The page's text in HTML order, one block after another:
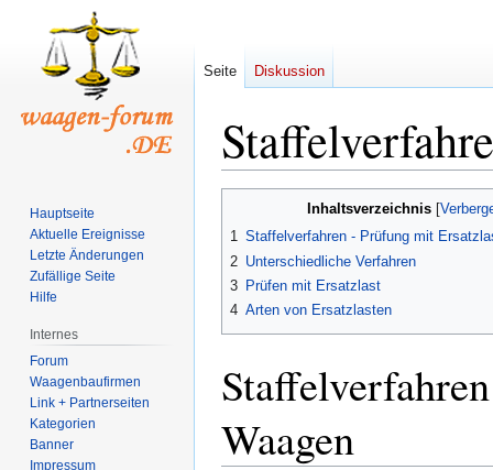
Inhaltsverzeichnis
1 Staffelverfahren - Prüfung mit
2 Unterschiedliche Verfahren
3 Prüfen mit Ersatzlast
4 Arten von Ersatzlasten
Waagen
Seite Diskussion
Hauptseite
Aktuelle Ereignisse
Letzte Änderungen
Zufällige Seite
Hilfe
Internes
Forum
Waagenbaufirmen
Link + Partnerseiten
Kategorien
Banner
Impressum